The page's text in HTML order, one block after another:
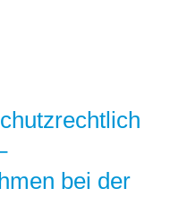
bei der